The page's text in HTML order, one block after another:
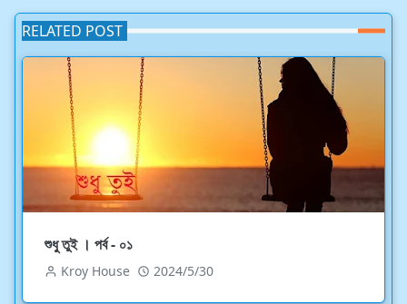
RELATED POST
শুধু তুই । পর্ব - ০১
Kroy House 2024/5/30